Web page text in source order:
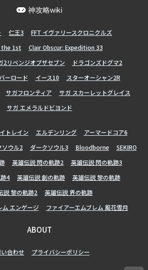
神攻略wiki
仁王3
FFT イヴァリースクロニクルズ
the 1st
Clair Obscur: Expedition 33
2リベンジオブザセブン
ドラゴンズドグマ2
ーロード
イース10
スターオーシャン2R
サガフロンティア
サガ スカーレットグレイス
サガ エメラルドビヨンド
トレイン エルデンリング
アーマードコア6
ソウル2 ダークソウル3 Bloodborne
SEKIRO
英雄伝説 閃の軌跡2
英雄伝説 閃の軌跡3
4
英雄伝説 創の軌跡
英雄伝説 黎の軌跡
説 黎の軌跡2
英雄伝説 界の軌跡
ム エンゲージ
ファイアーエムブレム 風花雪月
ABOUT
合わせ プライバシーポリシー